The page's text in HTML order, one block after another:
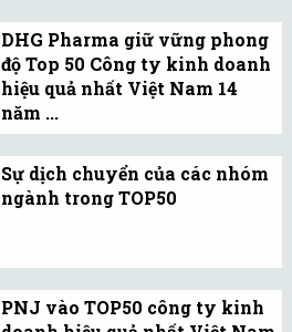
tiếp được vinh danh
trong Top 50 Công ty
Kinh doanh Hiệu quả
nhất Việt Nam (TOP50).
DHG Pharma giữ vững phong
độ Top 50 Công ty kinh doanh
hiệu quả nhất Việt Nam 14
năm ...
DHG Pharma vừa được
xướng tên trong bảng xếp
hạng Top 5 công ty 14
Công ty kinh doanh hiệu
quả nhất Việt Nam 2025”.
Sự dịch chuyển của các nhóm
ngành trong TOP50
chuyển rõ nét về ngành
nghề chủ đạo trong
PNJ vào TOP50 công ty kinh